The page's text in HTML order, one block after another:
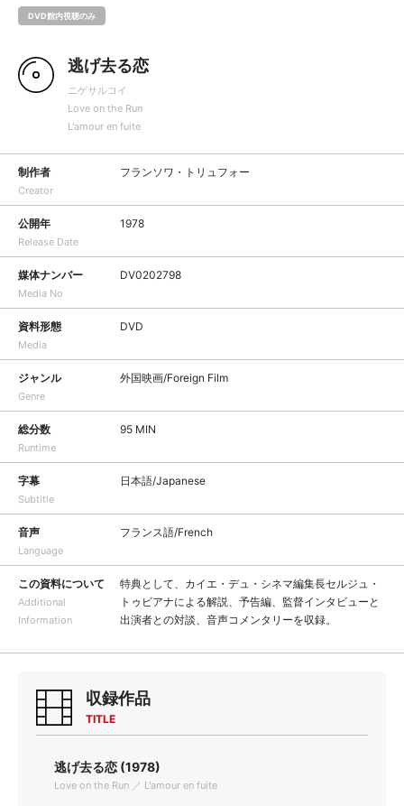
DVD館内視聴のみ
逃げ去る恋
ニゲサルコイ
Love on the Run
L'amour en fuite
制作者
Creator
フランソワ・トリュフォー
公開年
Release Date
1978
媒体ナンバー
Media No
DV0202798
資料形態
Media
DVD
ジャンル
Genre
外国映画/Foreign Film
総分数
Runtime
95 MIN
字幕
Subtitle
日本語/Japanese
音声
Language
フランス語/French
この資料について
Additional
Information
特典として、カイエ・デュ・シネマ編集長セルジュ・
トゥビアナによる解説、予告編、監督インタビューと
出演者との対談、音声コメンタリーを収録。
収録作品
TITLE
逃げ去る恋 (1978)
Love on the Run ／ L'amour en fuite